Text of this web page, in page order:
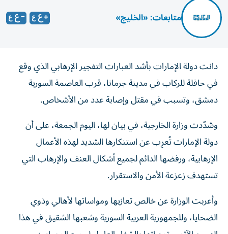
متابعات: «الخليج»
دانت دولة الإمارات بأشد العبارات التفجير الإرهابي الذي وقع
في حافلة للركاب في مدينة جرمانا، قرب العاصمة السورية
دمشق، وتسبب في مقتل وإصابة عدد من الأشخاص.
وشدّدت وزارة الخارجية، في بيان لها، اليوم الجمعة، على أن
دولة الإمارات تُعرِب عن استنكارها الشديد لهذه الأعمال
الإرهابية، ورفضها الدائم لجميع أشكال العنف والإرهاب التي
تستهدف زعزعة الأمن والاستقرار.
وأعربت الوزارة عن خالص تعازيها ومواساتها لأهالي وذوي
الضحايا، وللجمهورية العربية السورية وشعبها الشقيق في هذا